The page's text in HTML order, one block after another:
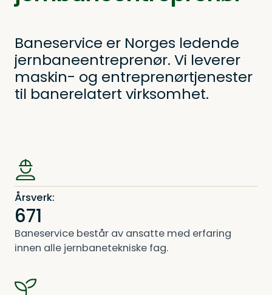
Baneservice er Norges ledende
jernbaneentreprenør. Vi leverer
maskin- og entreprenørtjenester
til banerelatert virksomhet.
Årsverk:
671
Baneservice består av ansatte med erfaring
innen alle jernbanetekniske fag.